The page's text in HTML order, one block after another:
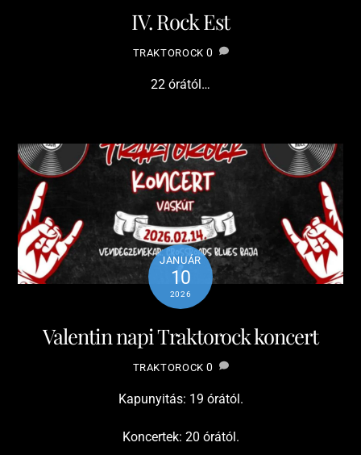
IV. Rock Est
TRAKTOROCK 0
22 órától…
JANUÁR
10
2026
Valentin napi Traktorock koncert
TRAKTOROCK 0
Kapunyitás: 19 órától.
Koncertek: 20 órától.